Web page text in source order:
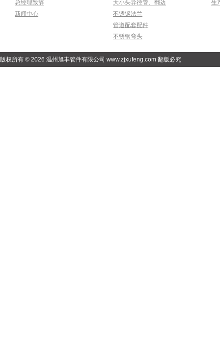
总经理致辞
新闻中心
大小头异径管、翻边
不锈钢法兰
管道配套配件
不锈钢弯头
生
版权所有 © 2026 温州旭丰管件有限公司 www.zjxufeng.com 翻版必究